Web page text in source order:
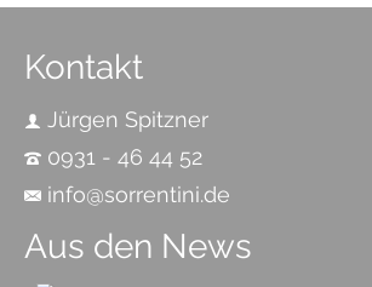
Kontakt
Jürgen Spitzner
0931 - 46 44 52
info@sorrentini.de
Aus den News